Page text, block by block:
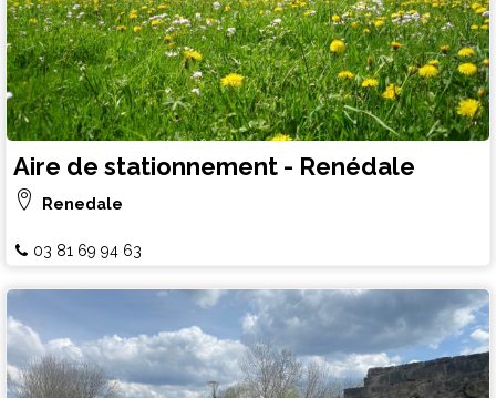
Aire de stationnement - Renédale
Renedale
03 81 69 94 63